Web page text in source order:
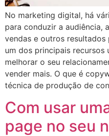
No marketing digital, há
para conduzir a audiência,
vendas e outros
um dos principais recursos
melhorar o seu
vender mais. O que é
técnica de produção de
Com usar
page no seu